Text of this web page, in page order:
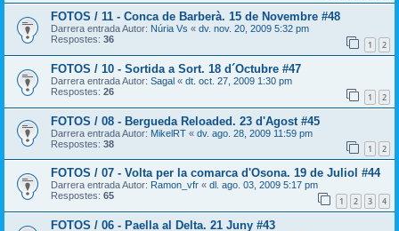
FOTOS / 11 - Conca de Barberà. 15 de Novembre #48
Darrera entrada Autor: Núria Vs « dv. nov. 20, 2009 5:32 pm
Respostes: 36 1 2
FOTOS / 10 - Sortida a Sort. 18 d´Octubre #47
Darrera entrada Autor: Sagal « dt. oct. 27, 2009 1:30 pm
Respostes: 26 1 2
FOTOS / 08 - Bergueda Reloaded. 23 d'Agost #45
Darrera entrada Autor: MikelRT « dv. ago. 28, 2009 11:59 pm
Respostes: 38 1 2
FOTOS / 07 - Volta per la comarca d'Osona. 19 de Juliol #44
Darrera entrada Autor: Ramon_vfr « dl. ago. 03, 2009 5:17 pm
Respostes: 65 1 2 3 4
FOTOS / 06 - Paella al Delta. 21 Juny #43